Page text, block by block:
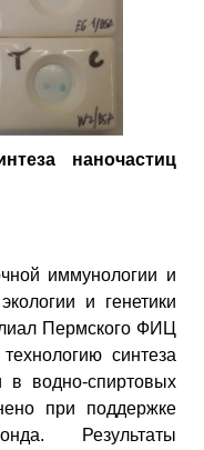
наночастиц
иммунологии и
и генетики
Пермского ФИЦ
синтеза
в водно-спиртовых
при поддержке
Результаты